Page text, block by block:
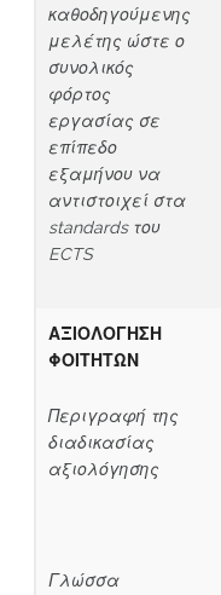
καθοδηγούμενης
μελέτης ώστε ο
συνολικός
φόρτος
εργασίας σε
επίπεδο
εξαμήνου να
αντιστοιχεί στα
standardsτου
ECTS
ΑΞΙΟΛΟΓΗΣΗ
ΦΟΙΤΗΤΩΝ
Περιγραφή της
διαδικασίας
αξιολόγησης
Γλώσσα